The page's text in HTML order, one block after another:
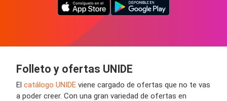
Folleto y ofertas UNIDE
El catálogo UNIDE viene cargado de ofertas que no te vas
a poder creer. Con una gran variedad de ofertas en